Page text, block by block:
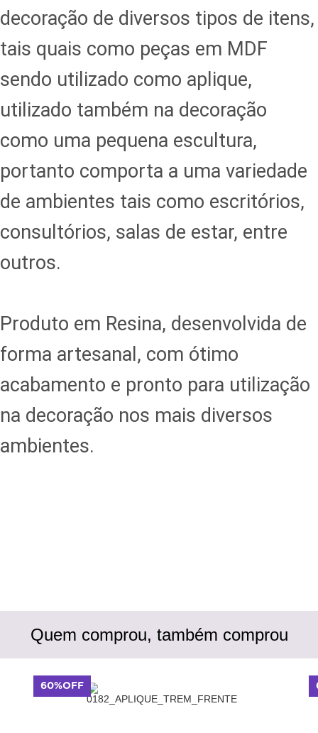
decoração de diversos tipos de itens,
tais quais como peças em MDF
sendo utilizado como aplique,
utilizado também na decoração
como uma pequena escultura,
portanto comporta a uma variedade
de ambientes tais como escritórios,
consultórios, salas de estar, entre
outros.
Produto em Resina, desenvolvida de
forma artesanal, com ótimo
acabamento e pronto para utilização
na decoração nos mais diversos
ambientes.
Quem comprou, também comprou
60%OFF